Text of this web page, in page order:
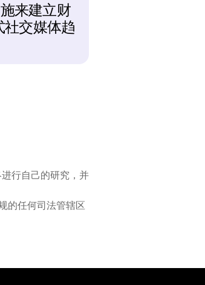
来建立财
交媒体趋
行自己的研究，并
的任何司法管辖区